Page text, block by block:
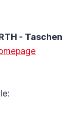
- Taschen